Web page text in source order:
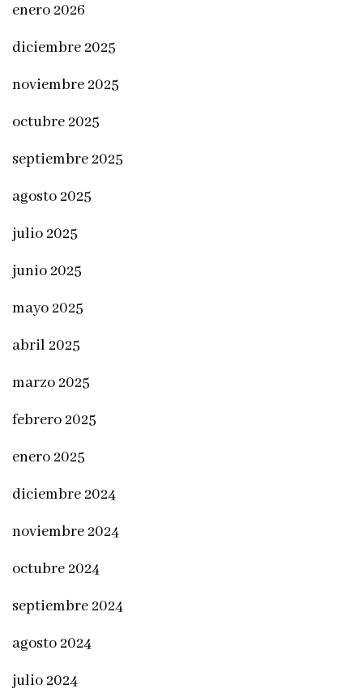
enero 2026
diciembre 2025
noviembre 2025
octubre 2025
septiembre 2025
agosto 2025
julio 2025
junio 2025
mayo 2025
abril 2025
marzo 2025
febrero 2025
enero 2025
diciembre 2024
noviembre 2024
octubre 2024
septiembre 2024
agosto 2024
julio 2024